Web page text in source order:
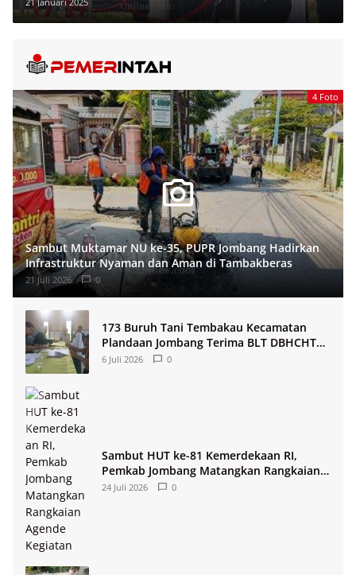
4 Foto
Sambut Muktamar NU ke-35, PUPR Jombang Hadirkan
Infrastruktur Nyaman dan Aman di Tambakberas
21 Juli 2026 0
173 Buruh Tani Tembakau Kecamatan
Plandaan Jombang Terima BLT DBHCHT
2026
6 Juli 2026 0
Sambut HUT ke-81 Kemerdekaan RI,
Pemkab Jombang Matangkan Rangkaian
Agende Kegiatan
24 Juli 2026 0